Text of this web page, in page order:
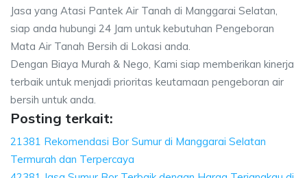
Jasa yang Atasi Pantek Air Tanah di Manggarai Selatan,
siap anda hubungi 24 Jam untuk kebutuhan Pengeboran
Mata Air Tanah Bersih di Lokasi anda.
Dengan Biaya Murah & Nego, Kami siap memberikan kinerja
terbaik untuk menjadi prioritas keutamaan pengeboran air
bersih untuk anda.
Posting terkait:
21381 Rekomendasi Bor Sumur di Manggarai Selatan
Termurah dan Terpercaya